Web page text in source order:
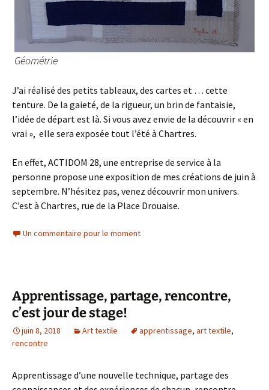
Géométrie
J’ai réalisé des petits tableaux, des cartes et … cette
tenture. De la gaieté, de la rigueur, un brin de fantaisie,
l’idée de départ est là. Si vous avez envie de la découvrir « en
vrai », elle sera exposée tout l’été à Chartres.
En effet, ACTIDOM 28, une entreprise de service à la
personne propose une exposition de mes créations de juin à
septembre. N’hésitez pas, venez découvrir mon univers.
C’est à Chartres, rue de la Place Drouaise.
Un commentaire pour le moment
Apprentissage, partage, rencontre,
c’est jour de stage!
juin 8, 2018 Art textile apprentissage, art textile,
rencontre
Apprentissage d’une nouvelle technique, partage des